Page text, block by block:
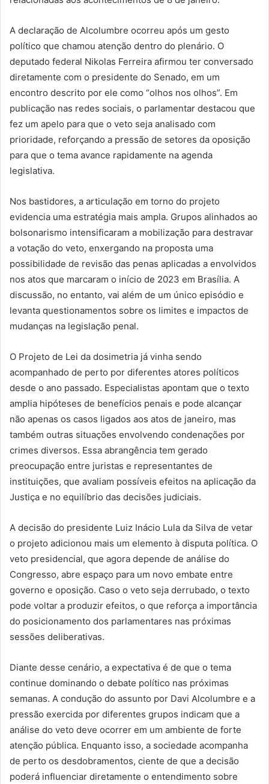
A declaração de Alcolumbre ocorreu após um gesto
político que chamou atenção dentro do plenário. O
deputado federal Nikolas Ferreira afirmou ter conversado
diretamente com o presidente do Senado, em um
encontro descrito por ele como “olhos nos olhos”. Em
publicação nas redes sociais, o parlamentar destacou que
fez um apelo para que o veto seja analisado com
prioridade, reforçando a pressão de setores da oposição
para que o tema avance rapidamente na agenda
legislativa.
Nos bastidores, a articulação em torno do projeto
evidencia uma estratégia mais ampla. Grupos alinhados ao
bolsonarismo intensificaram a mobilização para destravar
a votação do veto, enxergando na proposta uma
possibilidade de revisão das penas aplicadas a envolvidos
nos atos que marcaram o início de 2023 em Brasília. A
discussão, no entanto, vai além de um único episódio e
levanta questionamentos sobre os limites e impactos de
mudanças na legislação penal.
O Projeto de Lei da dosimetria já vinha sendo
acompanhado de perto por diferentes atores políticos
desde o ano passado. Especialistas apontam que o texto
amplia hipóteses de benefícios penais e pode alcançar
não apenas os casos ligados aos atos de janeiro, mas
também outras situações envolvendo condenações por
crimes diversos. Essa abrangência tem gerado
preocupação entre juristas e representantes de
instituições, que avaliam possíveis efeitos na aplicação da
Justiça e no equilíbrio das decisões judiciais.
A decisão do presidente Luiz Inácio Lula da Silva de vetar
o projeto adicionou mais um elemento à disputa política. O
veto presidencial, que agora depende de análise do
Congresso, abre espaço para um novo embate entre
governo e oposição. Caso o veto seja derrubado, o texto
pode voltar a produzir efeitos, o que reforça a importância
do posicionamento dos parlamentares nas próximas
sessões deliberativas.
Diante desse cenário, a expectativa é de que o tema
continue dominando o debate político nas próximas
semanas. A condução do assunto por Davi Alcolumbre e a
pressão exercida por diferentes grupos indicam que a
análise do veto deve ocorrer em um ambiente de forte
atenção pública. Enquanto isso, a sociedade acompanha
de perto os desdobramentos, ciente de que a decisão
poderá influenciar diretamente o entendimento sobre